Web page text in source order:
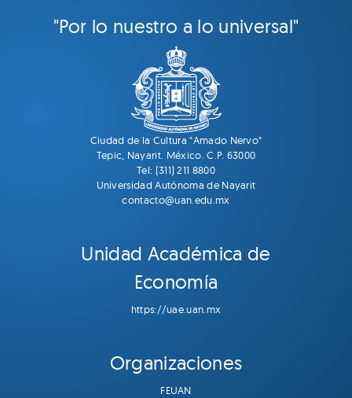
"Por lo nuestro a lo universal"
Ciudad de la Cultura "Amado Nervo"
Tepic, Nayarit. México. C.P. 63000
Tel: (311) 211 8800
Universidad Autónoma de Nayarit
contacto@uan.edu.mx
Unidad Académica de
Economía
https://uae.uan.mx
Organizaciones
FEUAN